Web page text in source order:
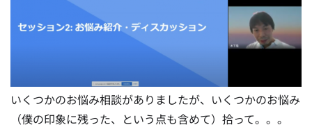
いくつかのお悩み相談がありましたが、いくつかのお悩み
（僕の印象に残った、という点も含めて）拾って。。。